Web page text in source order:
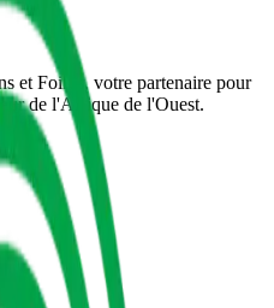
et Foires, votre partenaire pour
de l'Afrique de l'Ouest.